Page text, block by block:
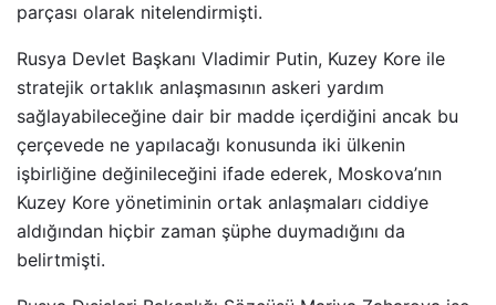
parçası olarak nitelendirmişti.
Rusya Devlet Başkanı Vladimir Putin, Kuzey Kore ile
stratejik ortaklık anlaşmasının askeri yardım
sağlayabileceğine dair bir madde içerdiğini ancak bu
çerçevede ne yapılacağı konusunda iki ülkenin
işbirliğine değinileceğini ifade ederek, Moskova’nın
Kuzey Kore yönetiminin ortak anlaşmaları ciddiye
aldığından hiçbir zaman şüphe duymadığını da
belirtmişti.